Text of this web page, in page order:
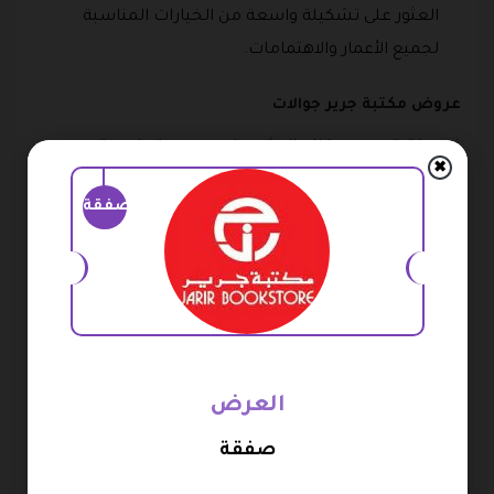
العثور على تشكيلة واسعة من الخيارات المناسبة
لجميع الأعمار والاهتمامات.
عروض مكتبة جرير جوالات
في مكتبة جرير، يمكنك العثور على مجموعة واسعة من
الهواتف الذكية (الجوالات) من مختلف العلامات التجارية
الرائدة مثل أبل (آيفون)، سامسونج، هواوي، شاومي، أوبو
وغيرها. للتأكد من أن العملاء يحصلون على أفضل الصفقات
على جوالاتهم المفضلة، تقدم مكتبة جرير عروضًا
وتخفيضات مغرية بشكل متكرر.
صفقة
✖
العرض
صفقة